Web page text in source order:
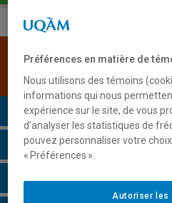
Une version plus
disponible. Cliquez
Présentation du programme
Conditions d'admission
Cours à suivre et horaires
Préférences en matière de
Nous utilisons des témoins
informations qui nous
expérience sur le site, de vous
d’analyser les statistiques de
pouvez personnaliser votre
« Préférences ».
Autoriser les